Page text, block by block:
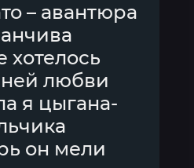
– авантюра
хотелось
любви
я цыгана-
он мели